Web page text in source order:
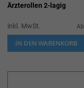
Ärzterollen 2-lagig
inkl. MwSt. Ab
IN DEN WARENKORB